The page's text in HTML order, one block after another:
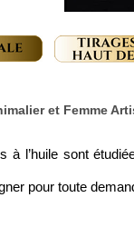
et Femme
l’huile sont
pour toute